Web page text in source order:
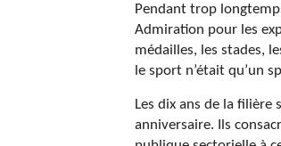
Pendant trop
Admiration pour les
médailles, les stades,
le sport n’était qu’un
Les dix ans de la filière
anniversaire. Ils